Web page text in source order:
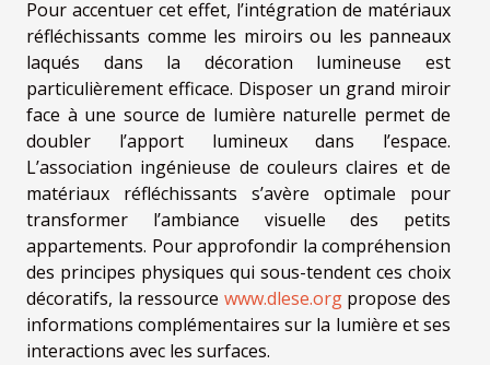
Pour accentuer cet effet, l’intégration de matériaux
réfléchissants comme les miroirs ou les panneaux
laqués dans la décoration lumineuse est
particulièrement efficace. Disposer un grand miroir
face à une source de lumière naturelle permet de
doubler l’apport lumineux dans l’espace.
L’association ingénieuse de couleurs claires et de
matériaux réfléchissants s’avère optimale pour
transformer l’ambiance visuelle des petits
appartements. Pour approfondir la compréhension
des principes physiques qui sous-tendent ces choix
décoratifs, la ressource www.dlese.orgpropose des
informations complémentaires sur la lumière et ses
interactions avec les surfaces.